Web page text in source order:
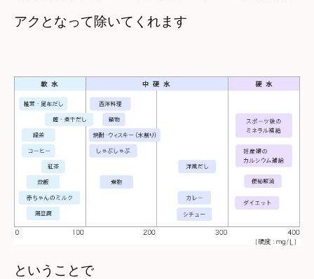
アクとなって除いてくれます
ということで